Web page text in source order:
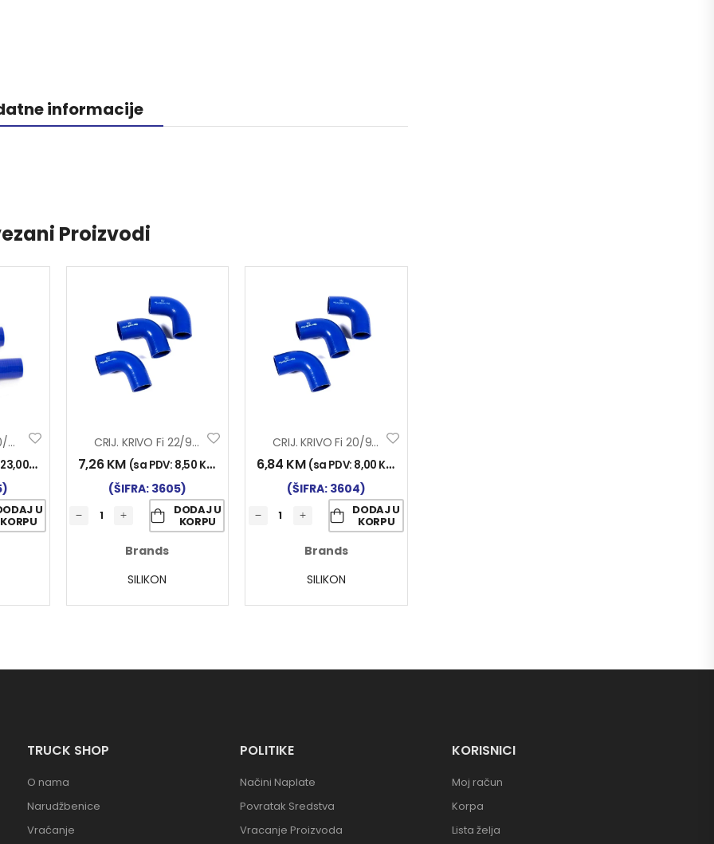
informacije
Proizvodi
CRIJ. KRIVO Fi 60/45 200×200 SILIKON
23,00KM
U
KORPU
CRIJ. KRIVO Fi 22/90 150×150 SILIKON
7,26KM (sa PDV: 8,50 KM
(ŠIFRA: 3605)
DODAJ U
KORPU
Brands
SILIKON
CRIJ. KRIVO Fi 20/90 150×150 SILIKON
6,84 KM (sa PDV: 8,00 KM
(ŠIFRA: 3604)
DODAJ U
KORPU
Brands
SILIKON
TRUCK SHOP
O nama
Narudžbenice
Vraćanje
POLITIKE
Načini Naplate
Povratak Sredstva
Vracanje Proizvoda
KORISNICI
Moj račun
Korpa
Lista želja